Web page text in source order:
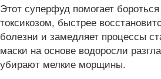
Этот суперфуд помогает
токсикозом, быстрее
болезни и замедляет процессы
маски на основе водоросли
убирают мелкие морщины.